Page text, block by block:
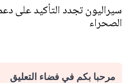
سيراليون تجدد التأكيد على
الصحراء
مرحبا بكم في فضاء التعليق